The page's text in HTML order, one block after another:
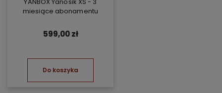
miesiące abonamentu
599,00 zł
Do koszyka